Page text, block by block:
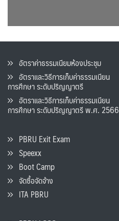
อัตราค่าธรรมเนียมห้องประชุม
อัตราและวิธีการเก็บค่าธรรมเนียน
การศึกษา ระดับปริญญาตรี
อัตราและวิธีการเก็บค่าธรรมเนียน
การศึกษา ระดับปริญญาตรี พ.ศ. 2566
PBRU Exit Exam
Speexx
Boot Camp
จัดซื้อจัดจ้าง
ITA PBRU